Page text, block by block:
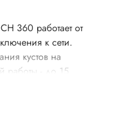
360 работает от
к сети.
кустов на
работы - до 15
от адаптера 2A (в